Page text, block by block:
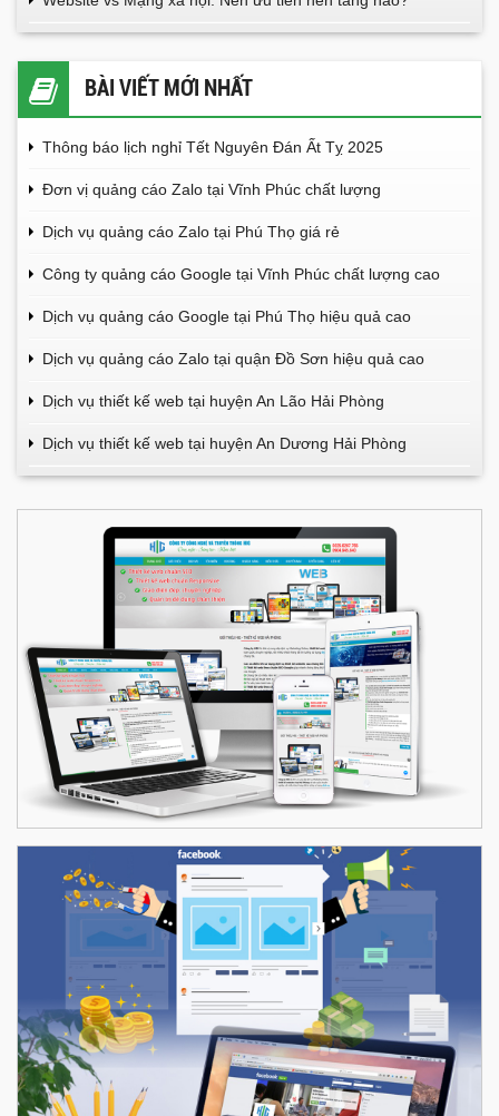
BÀI VIẾT MỚI NHẤT
Thông báo lịch nghỉ Tết Nguyên Đán Ất Tỵ 2025
Đơn vị quảng cáo Zalo tại Vĩnh Phúc chất lượng
Dịch vụ quảng cáo Zalo tại Phú Thọ giá rẻ
Công ty quảng cáo Google tại Vĩnh Phúc chất lượng cao
Dịch vụ quảng cáo Google tại Phú Thọ hiệu quả cao
Dịch vụ quảng cáo Zalo tại quận Đồ Sơn hiệu quả cao
Dịch vụ thiết kế web tại huyện An Lão Hải Phòng
Dịch vụ thiết kế web tại huyện An Dương Hải Phòng